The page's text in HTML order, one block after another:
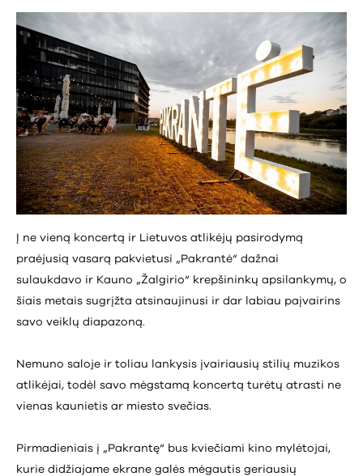
Į ne vieną koncertą ir Lietuvos atlikėjų pasirodymą
praėjusią vasarą pakvietusi „Pakrantė“ dažnai
sulaukdavo ir Kauno „Žalgirio“ krepšininkų apsilankymų, o
šiais metais sugrįžta atsinaujinusi ir dar labiau paįvairins
savo veiklų diapazoną.
Nemuno saloje ir toliau lankysis įvairiausių stilių muzikos
atlikėjai, todėl savo mėgstamą koncertą turėtų atrasti ne
vienas kaunietis ar miesto svečias.
Pirmadieniais į „Pakrantę“ bus kviečiami kino mylėtojai,
kurie didžiajame ekrane galės mėgautis geriausių